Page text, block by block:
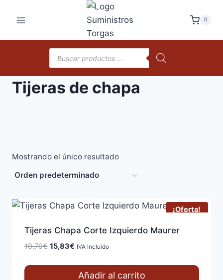
0
Búsqueda
de
productos
Tijeras de chapa
Mostrando el único resultado
¡Oferta!
Tijeras Chapa Corte Izquierdo Maurer
19,79€ El
15,83€ElIVA Incluido
Añadir al carrito